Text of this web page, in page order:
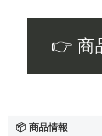
👉 商
📦 商品情報